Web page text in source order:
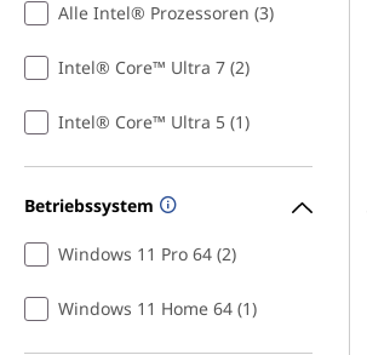
Alle Intel® Prozessoren (3)
Intel® Core™ Ultra 7 (2)
Intel® Core™ Ultra 5 (1)
Betriebssystem
Windows 11 Pro 64 (2)
Windows 11 Home 64 (1)